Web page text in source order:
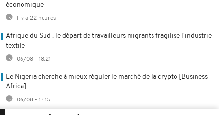
économique
Il y a 22 heures
Afrique du Sud : le départ de travailleurs migrants fragilise l'industrie
textile
06/08 - 18:21
Le Nigeria cherche à mieux réguler le marché de la crypto [Business
Africa]
06/08 - 17:15